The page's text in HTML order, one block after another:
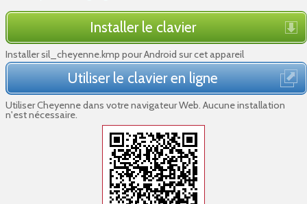
Installer le clavier
Installer sil_cheyenne.kmp pour Android sur cet appareil
Utiliser le clavier en ligne
Utiliser Cheyenne dans votre navigateur Web. Aucune installation
n'est nécessaire.